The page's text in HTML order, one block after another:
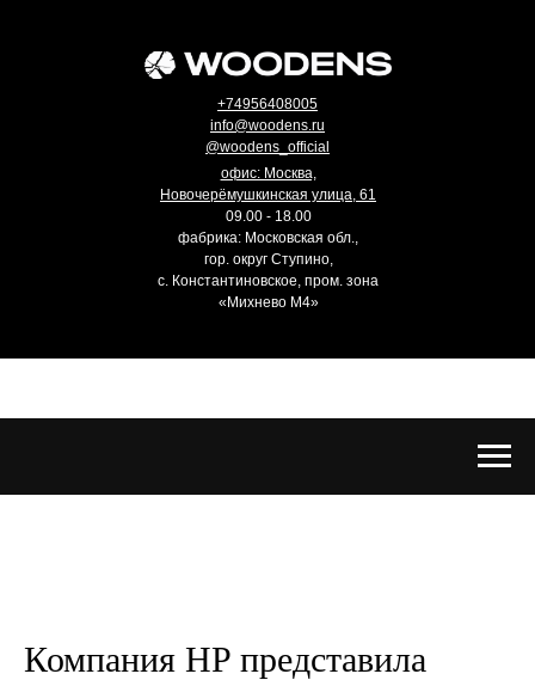
+74956408005
info@woodens.ru
@woodens_official
офис: Москва,
Новочерёмушкинская улица, 61
09.00 - 18.00
фабрика: Московская обл.,
гор. округ Ступино,
с. Константиновское, пром. зона
«Михнево М4»
Компания HP представила